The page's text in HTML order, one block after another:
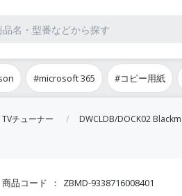
#microsoft 365 #コピー用紙
チューナー DWCLDB/DOCK02
商品コード ZBMD-9338716008401